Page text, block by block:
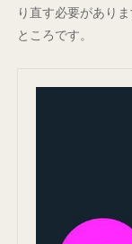
り直す必要があり
ところです。